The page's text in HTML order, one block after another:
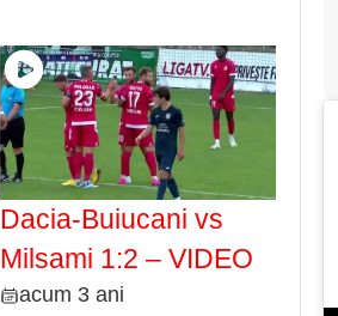
Dacia-Buiucani vs
Milsami 1:2 – VIDEO
acum 3 ani